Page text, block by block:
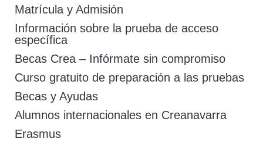
Matrícula y Admisión
Información sobre la prueba de acceso
específica
Becas Crea – Infórmate sin compromiso
Curso gratuito de preparación a las pruebas
Becas y Ayudas
Alumnos internacionales en Creanavarra
Erasmus